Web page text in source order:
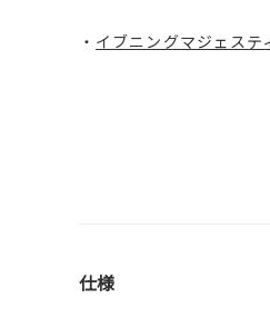
・ イブニングマジェステ
仕様